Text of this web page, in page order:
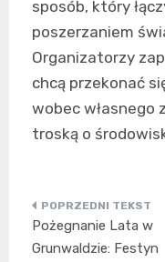
sposób, który
poszerzaniem
Organizatorzy
chcą przekonać
wobec własnego
troską o
Nawigacja
wpisu
Pożegnanie Lata w
Grunwaldzie: Festyn